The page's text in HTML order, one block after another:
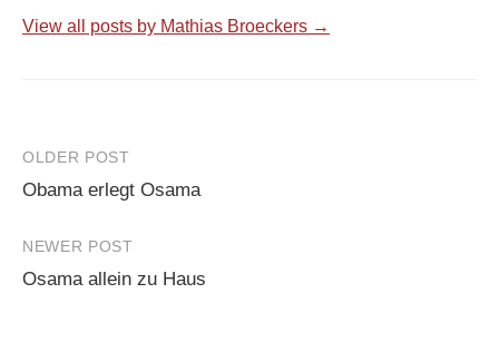
View all posts by Mathias Broeckers →
Post
navigation
OLDER POST
Obama erlegt Osama
NEWER POST
Osama allein zu Haus